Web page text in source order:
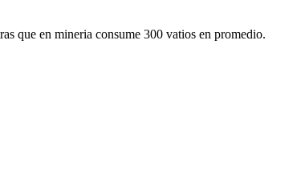
que en mineria consume 300 vatios en promedio.